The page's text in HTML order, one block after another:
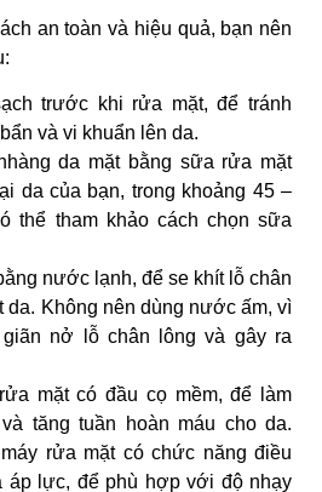
an toàn và hiệu quả, bạn nên
trước khi rửa mặt, để tránh
và vi khuẩn lên da.
da mặt bằng sữa rửa mặt
da của bạn, trong khoảng 45 –
thể tham khảo cách chọn sữa
nước lạnh, để se khít lỗ chân
da. Không nên dùng nước ấm, vì
nở lỗ chân lông và gây ra
mặt có đầu cọ mềm, để làm
tăng tuần hoàn máu cho da.
rửa mặt có chức năng điều
áp lực, để phù hợp với độ nhạy